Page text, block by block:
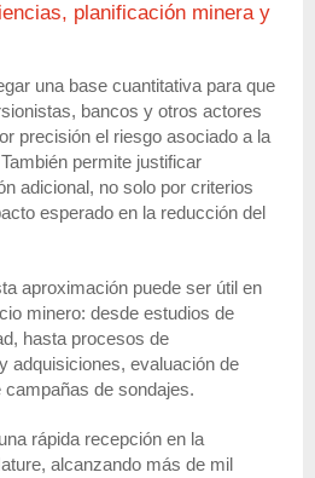
planificación minera y
una base cuantitativa para que
bancos y otros actores
precisión el riesgo asociado a la
permite justificar
adicional, no solo por criterios
esperado en la reducción del
aproximación puede ser útil en
minero: desde estudios de
hasta procesos de
adquisiciones, evaluación de
de sondajes.
rápida recepción en la
alcanzando más de mil